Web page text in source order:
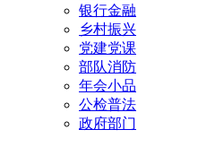
银行金融
乡村振兴
党建党课
部队消防
年会小品
公检普法
政府部门